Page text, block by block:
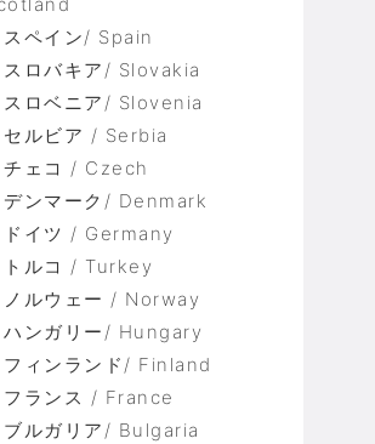
スペイン/ Spain
スロバキア/ Slovakia
スロベニア/ Slovenia
セルビア / Serbia
チェコ / Czech
デンマーク/ Denmark
ドイツ / Germany
トルコ / Turkey
ノルウェー / Norway
ハンガリー/ Hungary
フィンランド/ Finland
フランス / France
ブルガリア/ Bulgaria